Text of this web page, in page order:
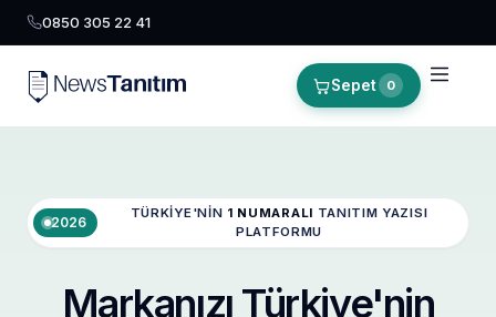
0850 305 22 41
Sepet 0
2026
TÜRKIYE'NIN 1 NUMARALI TANITIM YAZISI
PLATFORMU
Markanızı Türkiye'nin